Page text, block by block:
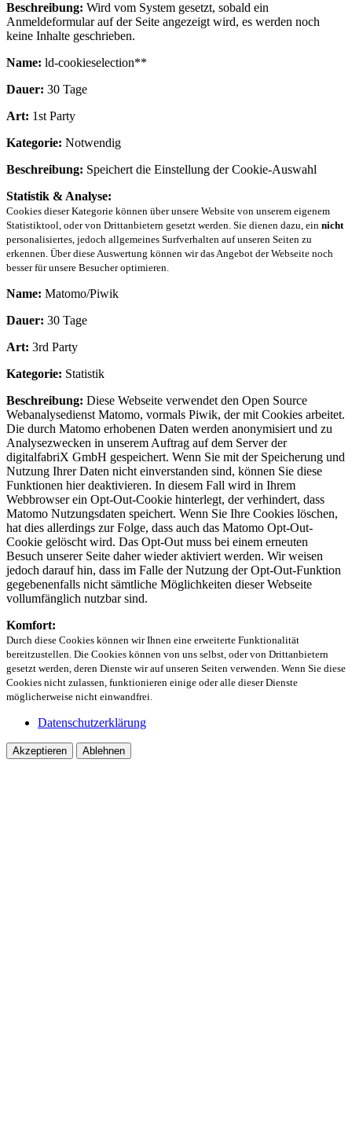
Beschreibung: Wird vom System gesetzt, sobald ein
Anmeldeformular auf der Seite angezeigt wird, es werden noch
keine Inhalte geschrieben.
Name: ld-cookieselection**
Dauer: 30 Tage
Art: 1st Party
Kategorie: Notwendig
Beschreibung: Speichert die Einstellung der Cookie-Auswahl
Statistik & Analyse:
Cookies dieser Kategorie können über unsere Website von unserem eigenem
Statistiktool, oder von Drittanbietern gesetzt werden. Sie dienen dazu, ein nicht
personalisiertes, jedoch allgemeines Surfverhalten auf unseren Seiten zu
erkennen. Über diese Auswertung können wir das Angebot der Webseite noch
besser für unsere Besucher optimieren.
Name: Matomo/Piwik
Dauer: 30 Tage
Art: 3rd Party
Kategorie: Statistik
Beschreibung: Diese Webseite verwendet den Open Source
Webanalysedienst Matomo, vormals Piwik, der mit Cookies arbeitet.
Die durch Matomo erhobenen Daten werden anonymisiert und zu
Analysezwecken in unserem Auftrag auf dem Server der
digitalfabriX GmbH gespeichert. Wenn Sie mit der Speicherung und
Nutzung Ihrer Daten nicht einverstanden sind, können Sie diese
Funktionen hier deaktivieren. In diesem Fall wird in Ihrem
Webbrowser ein Opt-Out-Cookie hinterlegt, der verhindert, dass
Matomo Nutzungsdaten speichert. Wenn Sie Ihre Cookies löschen,
hat dies allerdings zur Folge, dass auch das Matomo Opt-Out-
Cookie gelöscht wird. Das Opt-Out muss bei einem erneuten
Besuch unserer Seite daher wieder aktiviert werden. Wir weisen
jedoch darauf hin, dass im Falle der Nutzung der Opt-Out-Funktion
gegebenenfalls nicht sämtliche Möglichkeiten dieser Webseite
vollumfänglich nutzbar sind.
Komfort:
Durch diese Cookies können wir Ihnen eine erweiterte Funktionalität
bereitzustellen. Die Cookies können von uns selbst, oder von Drittanbietern
gesetzt werden, deren Dienste wir auf unseren Seiten verwenden. Wenn Sie diese
Cookies nicht zulassen, funktionieren einige oder alle dieser Dienste
möglicherweise nicht einwandfrei.
Datenschutzerklärung
Akzeptieren Ablehnen